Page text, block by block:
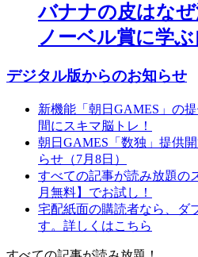
バナナの皮はな
ノーベル賞に学
デジタル版からのお知らせ
新機能「朝日GAMES」の
間にスキマ脳トレ！
朝日GAMES「数独」提供
らせ（7月8日）
すべての記事が読み放題の
月無料】でお試し！
宅配紙面の購読者なら、ダ
す。詳しくはこちら